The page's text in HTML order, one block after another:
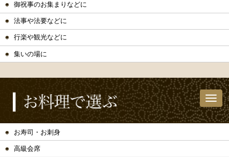
御祝事のお集まりなどに
法事や法要などに
行楽や観光などに
集いの場に
お寿司・お刺身
高級会席